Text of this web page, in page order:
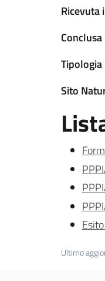
Ricevuta
Sito
Ultimo